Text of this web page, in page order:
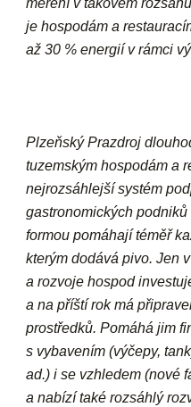
je hospodám a
až 30 % energií v rámci
Plzeňský Prazdroj
tuzemským hospodám a
nejrozsáhlejší systém
gastronomických
formou pomáhají téměř
kterým dodává pivo. Jen
a rozvoje hospod
a na příští rok má
prostředků. Pomáhá jim
s vybavením (výčepy,
ad.) i se vzhledem (nové
a nabízí také rozsáhlý